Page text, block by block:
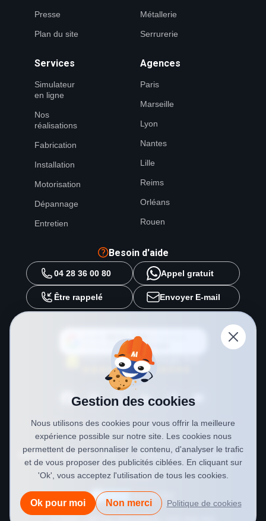
Presse
Plan du site
Métallerie
Serrurerie
Services
Simulateur
en ligne
Nos
réalisations
Fabrication
Installation
Motorisation
Dépannage
Entretien
Agences
Paris
Marseille
Lyon
Nantes
Lille
Reims
Orléans
Rouen
Besoin d'aide
04 28 36 00 80 Appel gratuit
Être rappelé Envoyer E-mail
METAL 2000
source préférée surGoogle
Mentions légales CGV Politique de confidentialité
Cookies
Gestion des cookies
Nous utilisons des cookies pour vous offrir la meilleure
expérience possible sur notre site. Les cookies nous
permettent de personnaliser le contenu, d'analyser le trafic
et de vous proposer des publicités ciblées. En cliquant sur
'Ok', vous acceptez l'utilisation de tous les cookies.
Ok pour moi Non merci Politique de cookies